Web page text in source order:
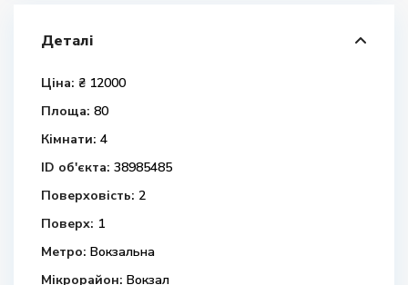
Деталі
Ціна: ₴ 12000
Площа: 80
Кімнати: 4
ID об'єкта: 38985485
Поверховість: 2
Поверх: 1
Метро: Вокзальна
Мікрорайон: Вокзал